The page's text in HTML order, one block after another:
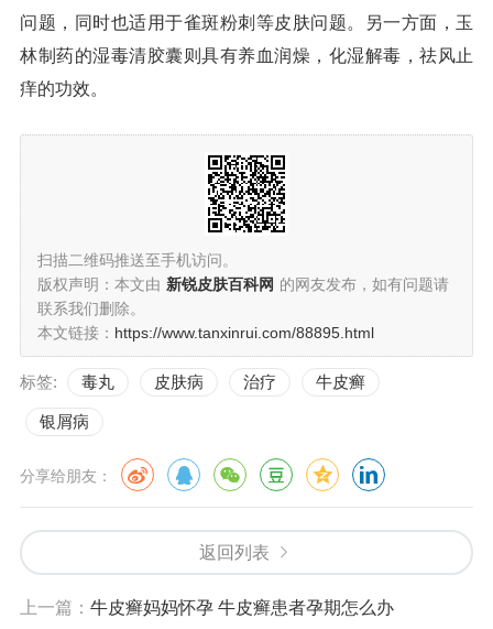
问题，同时也适用于雀斑粉刺等皮肤问题。另一方面，玉
林制药的湿毒清胶囊则具有养血润燥，化湿解毒，祛风止
痒的功效。
扫描二维码推送至手机访问。
版权声明：本文由 新锐皮肤百科网 的网友发布，如有问题请
联系我们删除。
本文链接： https://www.tanxinrui.com/88895.html
标签: 毒丸 皮肤病 治疗 牛皮癣
银屑病
分享给朋友：
返回列表
上一篇： 牛皮癣妈妈怀孕 牛皮癣患者孕期怎么办